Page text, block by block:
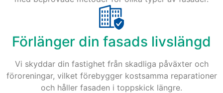
Förlänger din fasads livslängd
Vi skyddar din fastighet från skadliga påväxter och
föroreningar, vilket förebygger kostsamma reparationer
och håller fasaden i toppskick längre.